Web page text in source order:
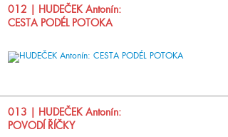
012 | HUDEČEK Antonín:
CESTA PODÉL POTOKA
013 | HUDEČEK Antonín:
POVODÍ ŘÍČKY